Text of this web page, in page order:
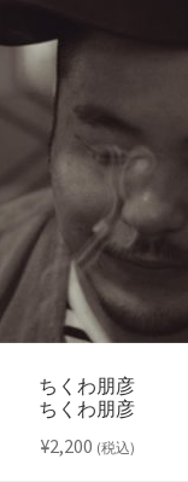
ちくわ朋彦
ちくわ朋彦
¥2,200 (税込)